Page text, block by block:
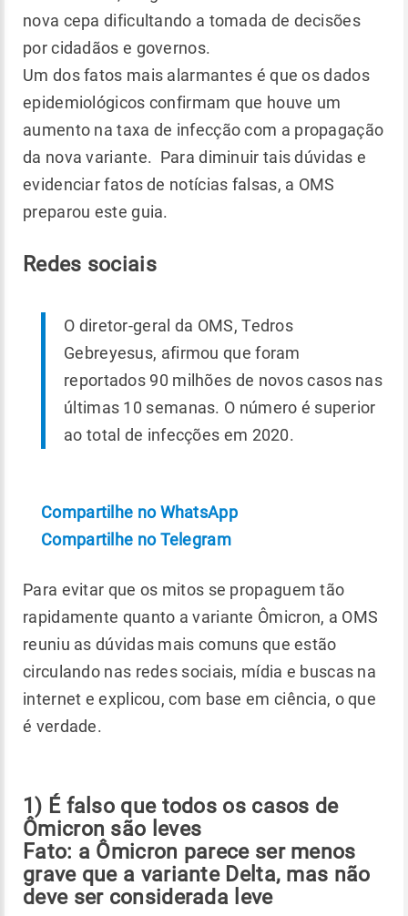
nova cepa dificultando a tomada de decisões
por cidadãos e governos.
Um dos fatos mais alarmantes é que os dados
epidemiológicos confirmam que houve um
aumento na taxa de infecção com a propagação
da nova variante. Para diminuir tais dúvidas e
evidenciar fatos de notícias falsas, a OMS
preparou este guia.
Redes sociais
O diretor-geral da OMS, Tedros
Gebreyesus, afirmou que foram
reportados 90 milhões de novos casos nas
últimas 10 semanas. O número é superior
ao total de infecções em 2020.
Compartilhe no WhatsApp
Compartilhe no Telegram
Para evitar que os mitos se propaguem tão
rapidamente quanto a variante Ômicron, a OMS
reuniu as dúvidas mais comuns que estão
circulando nas redes sociais, mídia e buscas na
internet e explicou, com base em ciência, o que
é verdade.
1) É falso que todos os casos de
Ômicron são leves
Fato: a Ômicron parece ser menos
grave que a variante Delta, mas não
deve ser considerada leve